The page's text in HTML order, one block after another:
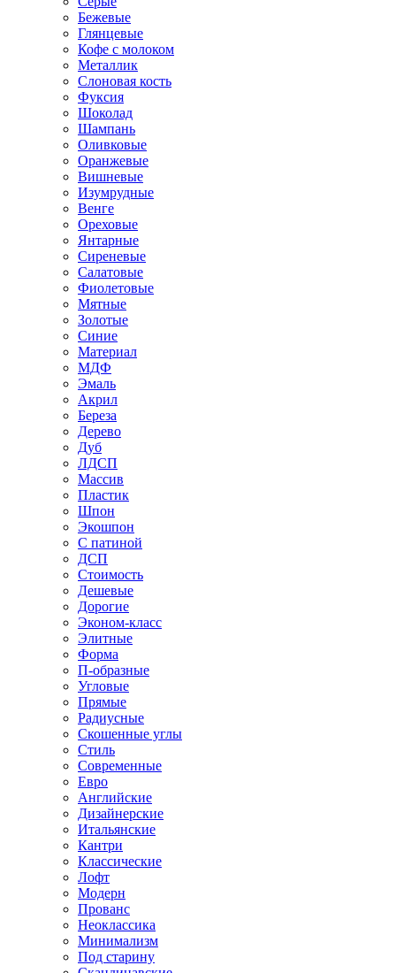
Бежевые
Глянцевые
Кофе с молоком
Металлик
Слоновая кость
Фуксия
Шоколад
Шампань
Оливковые
Оранжевые
Вишневые
Изумрудные
Венге
Ореховые
Янтарные
Сиреневые
Салатовые
Фиолетовые
Мятные
Золотые
Синие
Материал
МДФ
Эмаль
Акрил
Береза
Дерево
Дуб
ЛДСП
Массив
Пластик
Шпон
Экошпон
С патиной
ДСП
Стоимость
Дешевые
Дорогие
Эконом-класс
Элитные
Форма
П-образные
Угловые
Прямые
Радиусные
Скошенные углы
Стиль
Современные
Евро
Английские
Дизайнерские
Итальянские
Кантри
Классические
Лофт
Модерн
Прованс
Неоклассика
Минимализм
Под старину